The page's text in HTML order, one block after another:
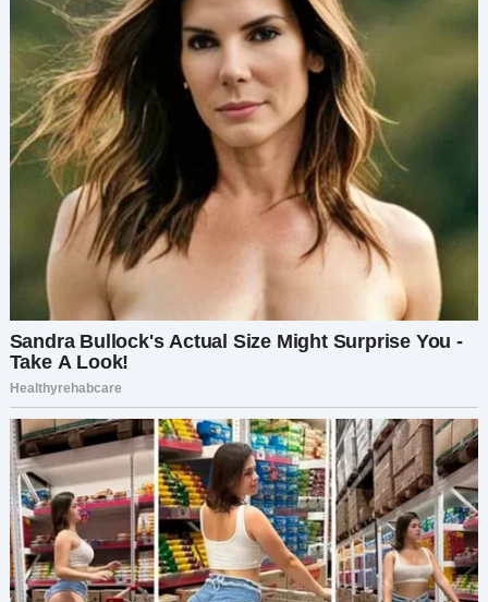
то, что казалось мне хламом.
Я кивнула, взяла конверт — и исчезла наверху.
Вернулась с чёрным мешком. Нетронутым. Все
её баночки и баночки — в идеальном
состоянии.
У неё дрожали руки, когда она брала мешок.
— Ах да, — добавила я невзначай, — в
следующий раз, когда мы уедем… попрошу
другого сына с женой пожить здесь. Они умеют
уважать чужой дом.
Наталья ничего не ответила. Просто села на
край дивана, с мешком в руках, как будто
держала новорождённого. Мой сын бросил на
меня взгляд — смесь шока и восхищения.
— Обалдеть, — прошептал он. — Ты,
оказывается, не промах.